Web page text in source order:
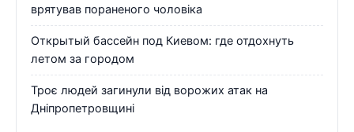
врятував пораненого чоловіка
Открытый бассейн под Киевом: где отдохнуть
летом за городом
Троє людей загинули від ворожих атак на
Дніпропетровщині